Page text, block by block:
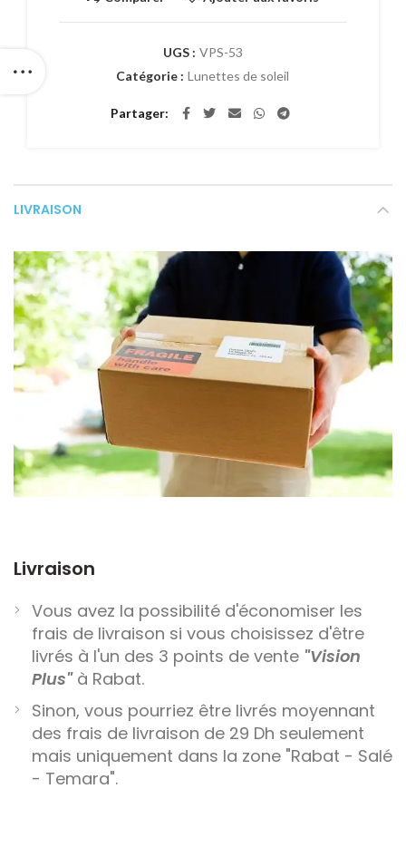
UGS : VPS-53
Catégorie : Lunettes de soleil
Partager
LIVRAISON
Livraison
Vous avez la possibilité d'économiser les
frais de livraison si vous choisissez d'être
livrés à l'un des 3 points de vente "Vision
Plus"à Rabat.
Sinon, vous pourriez être livrés moyennant
des frais de livraison de 29 Dh seulement
mais uniquement dans la zone "Rabat - Salé
- Temara".